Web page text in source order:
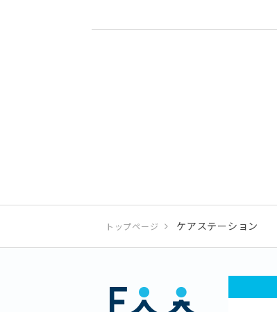
トップページ ケアステーション